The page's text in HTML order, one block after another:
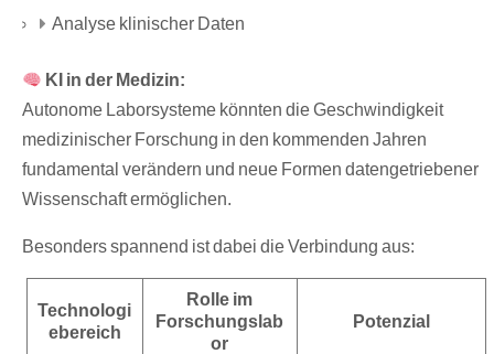
Analyse klinischer Daten
KI in der Medizin:
Autonome Laborsysteme könnten die Geschwindigkeit
medizinischer Forschung in den kommenden Jahren
fundamental verändern und neue Formen datengetriebener
Wissenschaft ermöglichen.
Besonders spannend ist dabei die Verbindung aus:
Technologi
ebereich
Rolle im
Forschungslab
or
Potenzial